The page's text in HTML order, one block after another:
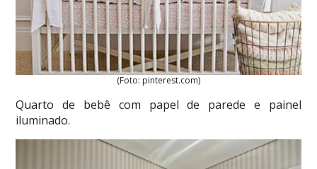
(Foto: pinterest.com)
Quarto de bebê com papel de parede e painel
iluminado.